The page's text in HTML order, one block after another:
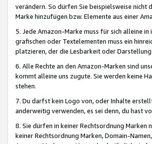
verändern. So dürfen Sie beispielsweise
Marke hinzufügen bzw. Elemente aus einer
5. Jede Amazon-Marke muss für sich alleine
grafischen oder Textelementen muss ein
platzieren, der die Lesbarkeit oder
6. Alle Rechte an den Amazon-Marken sind
kommt alleine uns zugute. Sie werden keine
stehen.
7. Du darfst kein Logo von, oder Inhalte
anderweitig verwenden, es sei denn, du hast
8. Sie dürfen in keiner Rechtsordnung Marken
keiner Rechtsordnung Marken, Domain-